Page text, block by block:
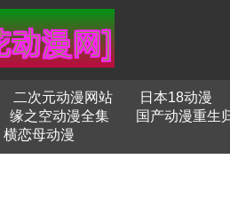
二次元动漫网站 日本18动漫
缘之空动漫全集 国产动漫重生
横恋母动漫